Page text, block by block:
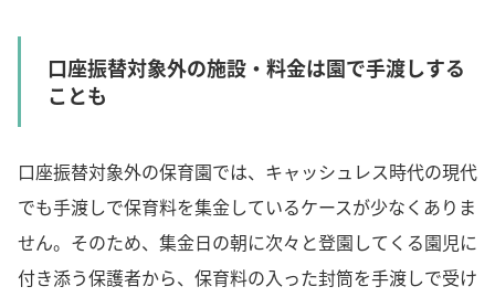
口座振替対象外の施設・料金は園で手渡しする
ことも
口座振替対象外の保育園では、キャッシュレス時代の現代
でも手渡しで保育料を集金しているケースが少なくありま
せん。そのため、集金日の朝に次々と登園してくる園児に
付き添う保護者から、保育料の入った封筒を手渡しで受け